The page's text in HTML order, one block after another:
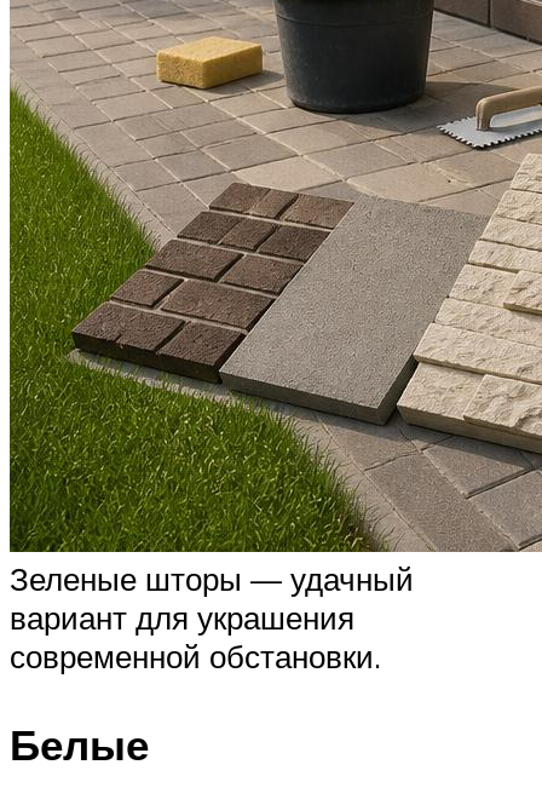
Зеленые шторы — удачный
вариант для украшения
современной обстановки.
Белые